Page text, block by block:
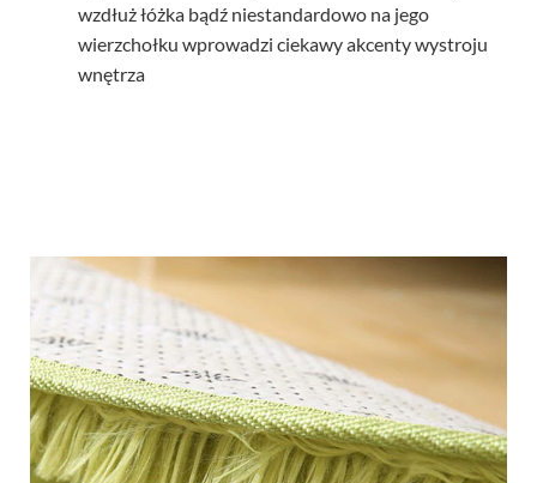
wzdłuż łóżka bądź niestandardowo na jego
wierzchołku wprowadzi ciekawy akcenty wystroju
wnętrza